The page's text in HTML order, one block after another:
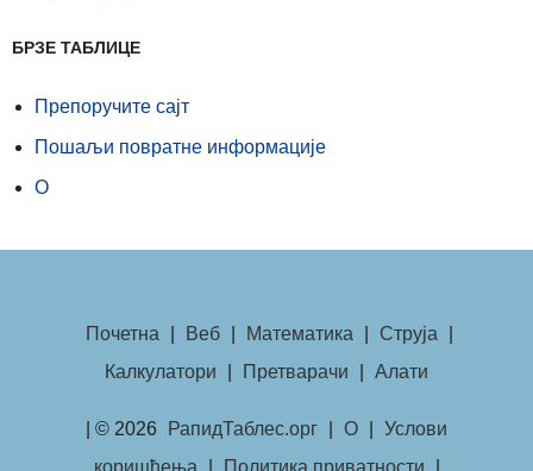
БРЗЕ ТАБЛИЦЕ
Препоручите сајт
Пошаљи повратне информације
О
Почетна Веб Математика Струја
Калкулатори
Претварачи Алати
| © 2026 РапидТаблес.орг О
Услови
коришћења
Политика приватности